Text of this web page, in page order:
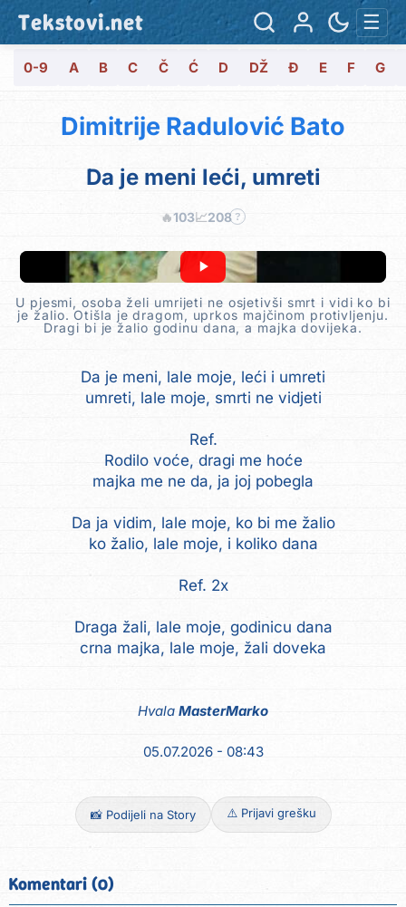
Tekstovi.net ☰
0-9 A B C Č Ć D DŽ Đ E F G
Dimitrije Radulović Bato
Da je meni leći, umreti
🔥103📈208 ?
U pjesmi, osoba želi umrijeti ne osjetivši smrt i vidi ko bi
je žalio. Otišla je dragom, uprkos majčinom protivljenju.
Dragi bi je žalio godinu dana, a majka dovijeka.
Da je meni, lale moje, leći i umreti
umreti, lale moje, smrti ne vidjeti
Ref.
Rodilo voće, dragi me hoće
majka me ne da, ja joj pobegla
Da ja vidim, lale moje, ko bi me žalio
ko žalio, lale moje, i koliko dana
Ref. 2x
Draga žali, lale moje, godinicu dana
crna majka, lale moje, žali doveka
Hvala MasterMarko
05.07.2026 - 08:43
📸 Podijeli na Story ⚠️ Prijavi grešku
Komentari (0)